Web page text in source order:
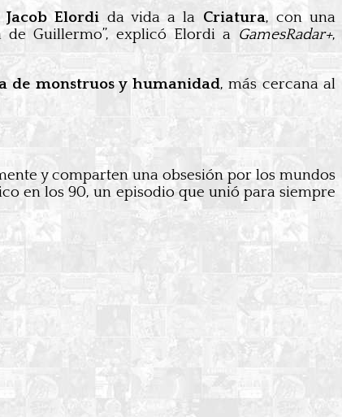
Jacob Elordi da vida a la Criatura, con una
Guillermo”, explicó Elordi a GamesRadar+,
de monstruos y humanidad, más cercana al
y comparten una obsesión por los mundos
en los 90, un episodio que unió para siempre